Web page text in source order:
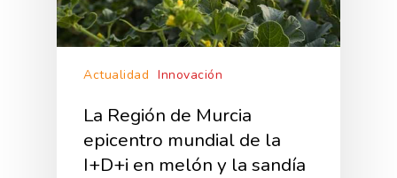
Actualidad Innovación
La Región de Murcia
epicentro mundial de la
I+D+i en melón y la sandía